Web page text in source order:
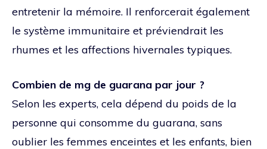
entretenir la mémoire. Il renforcerait également
le système immunitaire et préviendrait les
rhumes et les affections hivernales typiques.
Combien de mg de guarana par jour ?
Selon les experts, cela dépend du poids de la
personne qui consomme du guarana, sans
oublier les femmes enceintes et les enfants, bien